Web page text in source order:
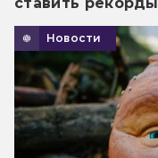
Новости